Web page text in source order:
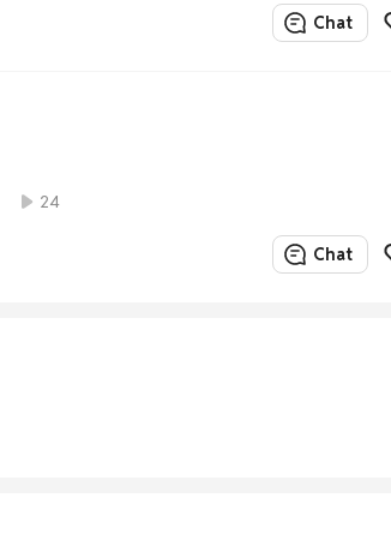
Chat
24
Chat